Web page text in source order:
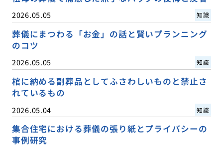
2026.05.05 知識
葬儀にまつわる「お金」の話と賢いプランニング
のコツ
2026.05.05 知識
棺に納める副葬品としてふさわしいものと禁止さ
れているもの
2026.05.04 知識
集合住宅における葬儀の張り紙とプライバシーの
事例研究